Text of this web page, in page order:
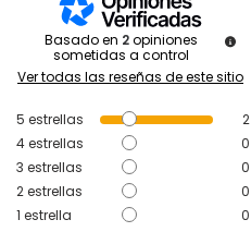
Basado en 2 opiniones
sometidas a control
Ver todas las reseñas de este sitio
5 estrellas
2
4estrellas
0
3 estrellas
0
2estrellas
0
1 estrella 0